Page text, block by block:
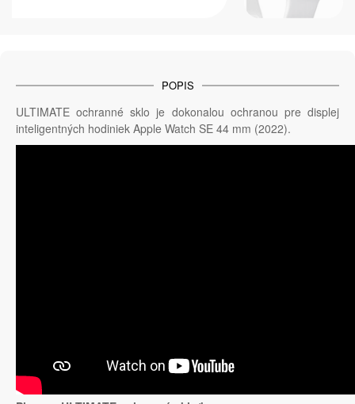
POPIS
ULTIMATE ochranné sklo je dokonalou ochranou pre displej
inteligentných hodiniek Apple Watch SE 44 mm (2022).